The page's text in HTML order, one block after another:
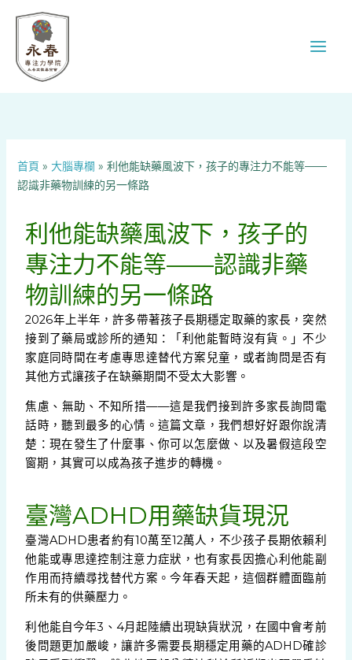
首頁 »大腦專欄 »利他能缺藥風波下，孩子的專注力不能等——
認識非藥物訓練的另一條路
利他能缺藥風波下，孩子的
專注力不能等——認識非藥
物訓練的另一條路
2026年上半年，許多帶著孩子長期穩定取藥的家長，突然
接到了藥局或診所的通知：「利他能暫時沒有貨。」不少
家庭同時間在考慮專思達替代方案兒童，或者詢問是否有
其他方式讓孩子在缺藥期間不受太大影響。
焦慮、無助、不知所措——這是我們接到許多家長詢問電
話時，聽到最多的心情。這篇文章，我們想好好跟你說清
楚：現在發生了什麼事、你可以怎麼做、以及暑假這段空
窗期，其實可以成為孩子進步的轉機。
臺灣ADHD用藥缺貨現況
臺灣ADHD患者約有10萬至12萬人，不少孩子長期依賴利
他能或專思達控制注意力症狀，也有家長因擔心利他能副
作用而持續尋找替代方案。今年春天起，這個群體面臨前
所未有的供藥壓力。
利他能自今年3、4月起陸續出現缺貨狀況，在國中會考前
後問題更加嚴峻，讓許多需要長期穩定用藥的ADHD確診